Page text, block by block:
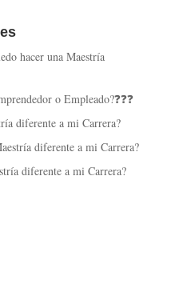
hacer una Maestría
o Empleado?❓❓❓
diferente a mi Carrera?
diferente a mi Carrera?
diferente a mi Carrera?